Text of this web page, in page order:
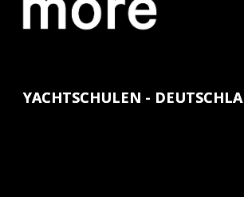
YACHTSCHULEN -